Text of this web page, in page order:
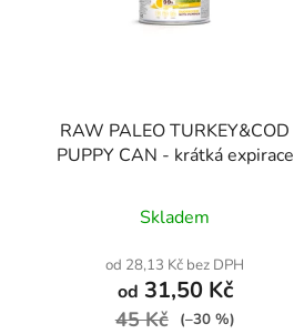
RAW PALEO TURKEY&COD
PUPPY CAN - krátká expirace
Skladem
od 28,13 Kč bez DPH
od 31,50 Kč
45 Kč (–30 %)